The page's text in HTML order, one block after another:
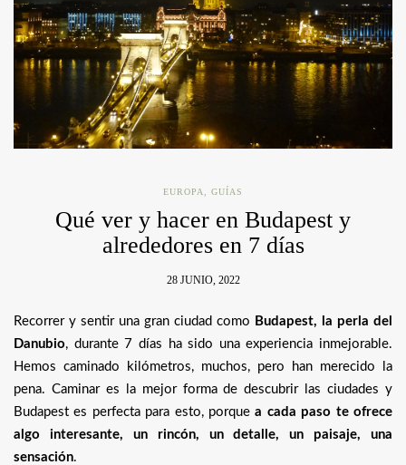
EUROPA GUÍAS
Qué ver y hacer en Budapest y
alrededores en 7 días
28 JUNIO, 2022
Recorrer y sentir una gran ciudad como Budapest, la perla del
Danubio, durante 7 días ha sido una experiencia inmejorable.
Hemos caminado kilómetros, muchos, pero han merecido la
pena. Caminar es la mejor forma de descubrir las ciudades y
Budapest es perfecta para esto, porquea cada paso te ofrece
algo interesante, un rincón, un detalle, un paisaje, una
sensación.